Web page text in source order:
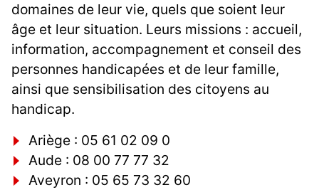
domaines de leur vie, quels que soient leur
âge et leur situation. Leurs missions : accueil,
information, accompagnement et conseil des
personnes handicapées et de leur famille,
ainsi que sensibilisation des citoyens au
handicap.
Ariège : 05 61 02 09 0
Aude : 08 00 77 77 32
Aveyron : 05 65 73 32 60